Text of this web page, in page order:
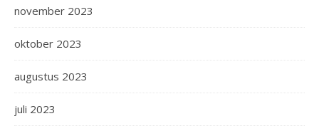
november 2023
oktober 2023
augustus 2023
juli 2023